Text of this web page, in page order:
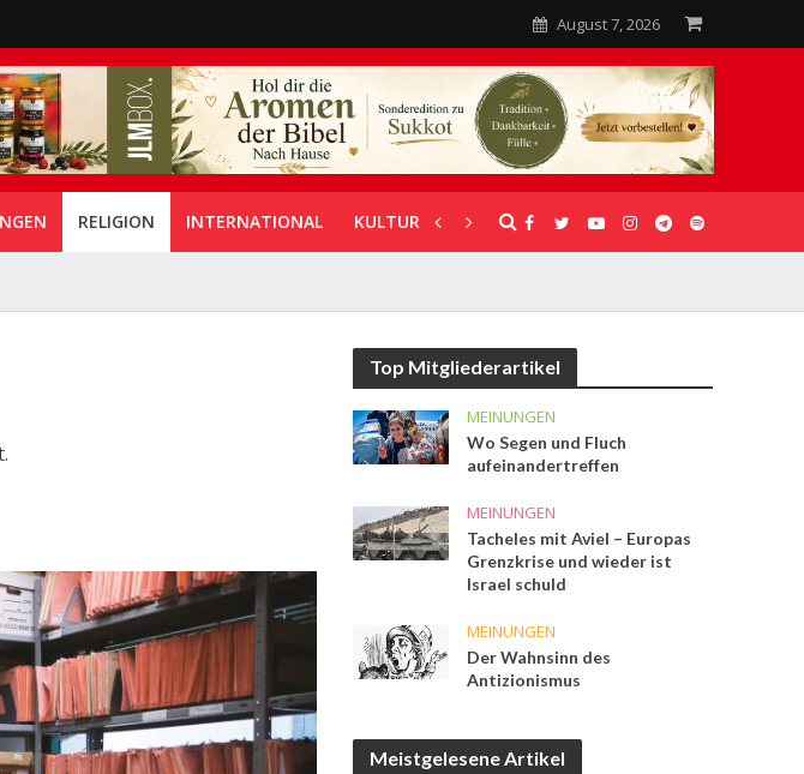
August 7, 2026
RELIGION INTERNATIONAL KULTUR UNTERSTÜTZUNG
Top Mitgliederartikel
MEINUNGEN
Wo Segen und Fluch
aufeinandertreffen
MEINUNGEN
Tacheles mit Aviel – Europas
Grenzkrise und wieder ist
Israel schuld
MEINUNGEN
Der Wahnsinn des
Antizionismus
Meistgelesene Artikel